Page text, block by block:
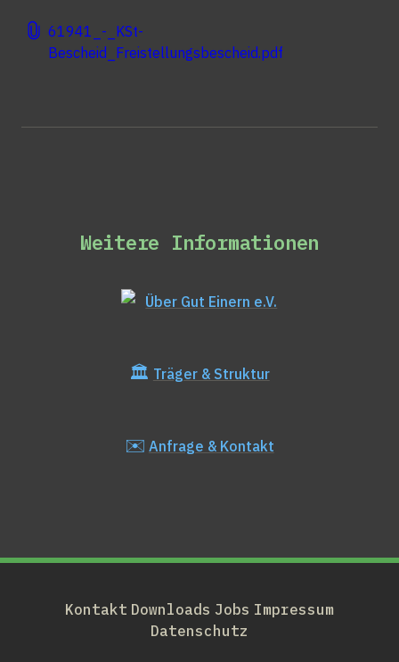
61941_-_KSt-
Bescheid_Freistellungsbescheid.pdf
Weitere Informationen
Über Gut Einern e.V.
🏛️ Träger & Struktur
✉️ Anfrage & Kontakt
Kontakt Downloads Jobs Impressum
Datenschutz